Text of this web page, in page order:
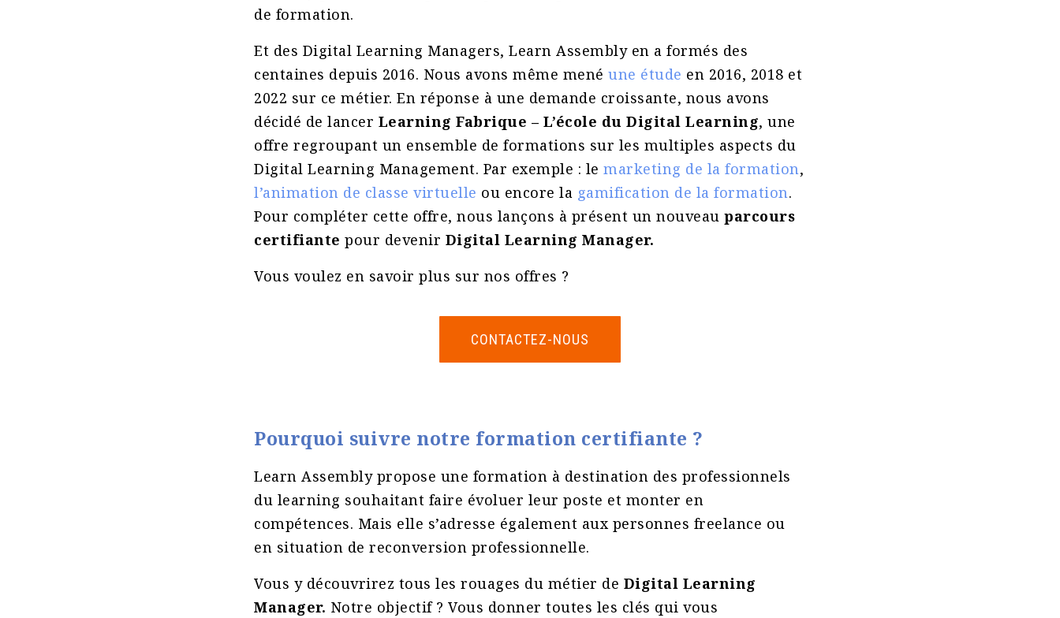
de formation.
Et des Digital Learning Managers, Learn Assembly en a formés des
centaines depuis 2016. Nous avons même mené une étude en 2016, 2018 et
2022 sur ce métier. En réponse à une demande croissante, nous avons
décidé de lancer Learning Fabrique – L’école du Digital Learning, une
offre regroupant un ensemble de formations sur les multiples aspects du
Digital Learning Management. Par exemple : le marketing de la formation,
l’animation de classe virtuelle ou encore la gamification de la formation.
Pour compléter cette offre, nous lançons à présent un nouveau parcours
certifiante pour devenir Digital Learning Manager.
Vous voulez en savoir plus sur nos offres ?
CONTACTEZ-NOUS
Pourquoi suivre notre formation certifiante ?
Learn Assembly propose une formation à destination des professionnels
du learning souhaitant faire évoluer leur poste et monter en
compétences. Mais elle s’adresse également aux personnes freelance ou
en situation de reconversion professionnelle.
Vous y découvrirez tous les rouages du métier de Digital Learning
Manager. Notre objectif ? Vous donner toutes les clés qui vous